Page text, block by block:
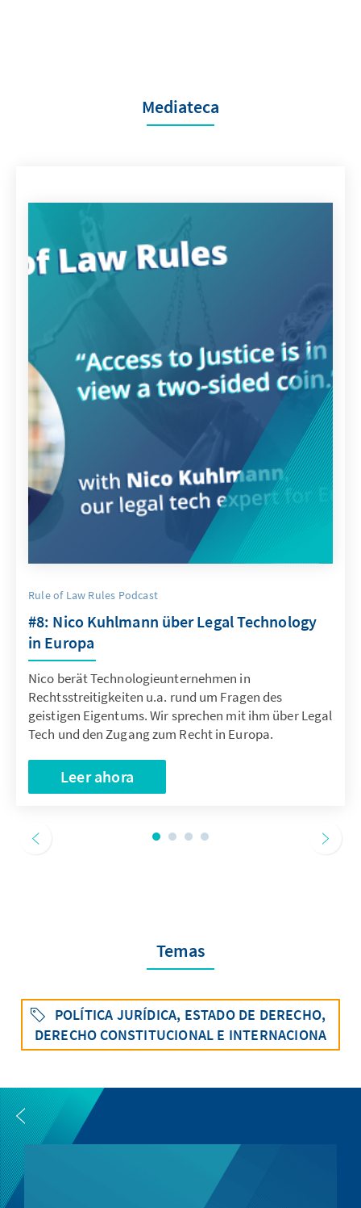
Mediateca
Rule of Law Rules Podcast
#8: Nico Kuhlmann über Legal Technology
in Europa
Nico berät Technologieunternehmen in
Rechtsstreitigkeiten u.a. rund um Fragen des
geistigen Eigentums. Wir sprechen mit ihm über Legal
Tech und den Zugang zum Recht in Europa.
Leer ahora
Temas
POLÍTICA JURÍDICA, ESTADO DE DERECHO,
DERECHO CONSTITUCIONAL E INTERNACIONA